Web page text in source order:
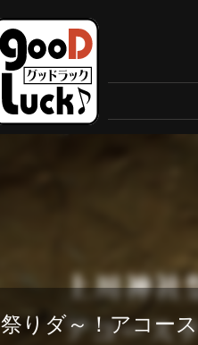
祭りダ～！アコー